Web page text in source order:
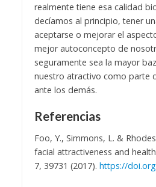
realmente tiene esa calidad
decíamos al principio, tener
aceptarse o mejorar el
mejor autoconcepto de
seguramente sea la mayor
nuestro atractivo como parte
ante los demás.
Referencias
Foo, Y., Simmons, L. &
facial attractiveness and
7, 39731 (2017). https://